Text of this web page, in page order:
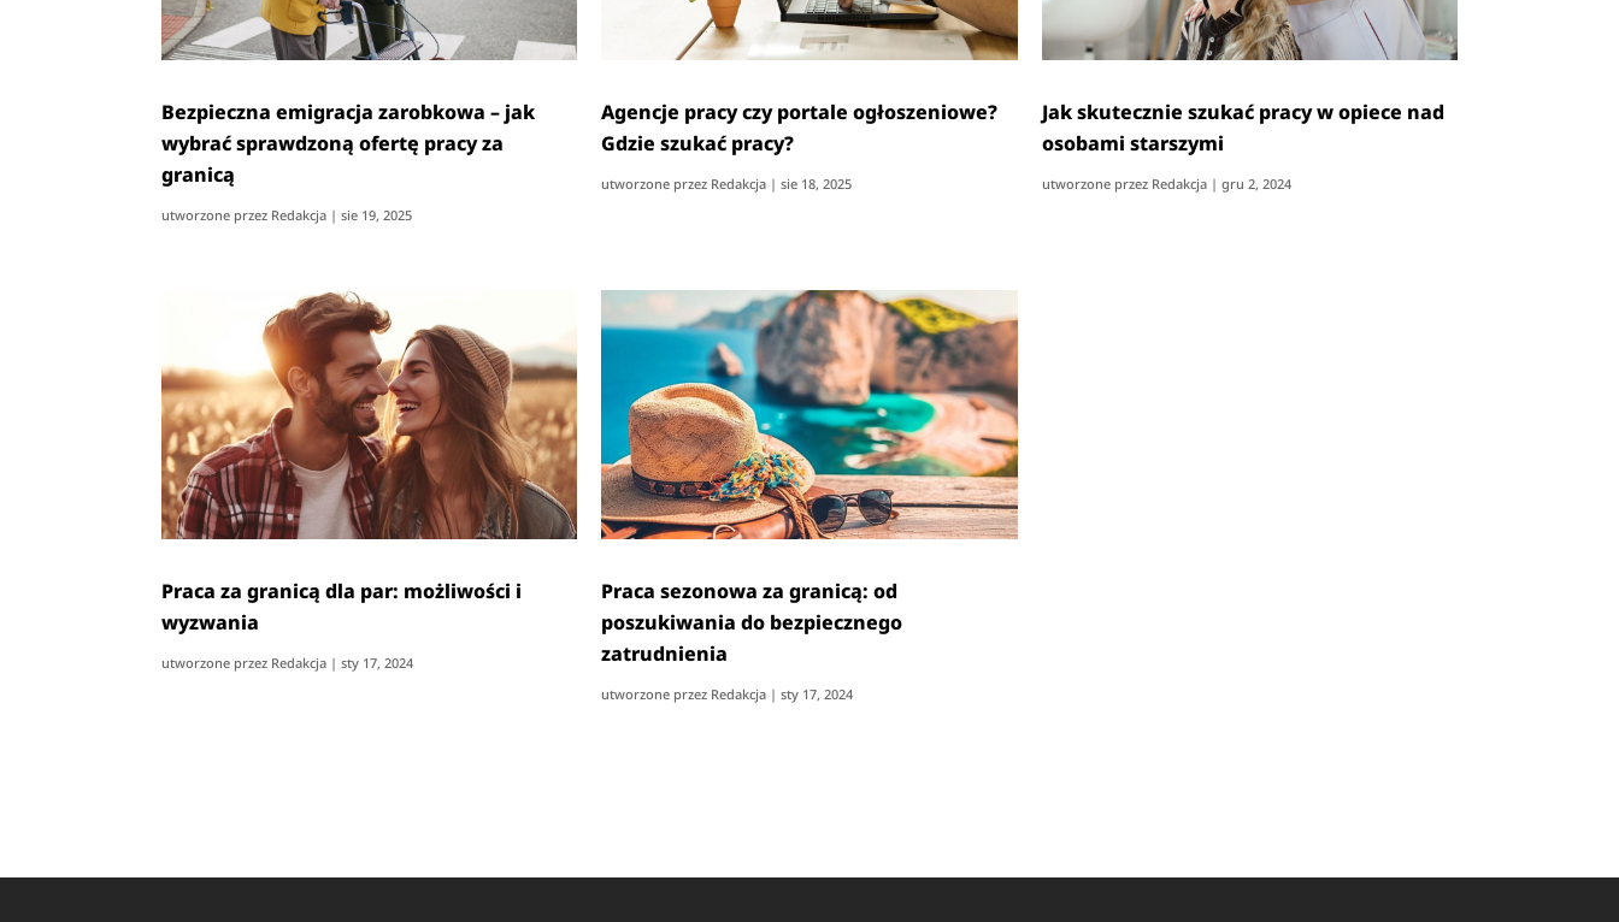
Bezpieczna emigracja zarobkowa – jak
wybrać sprawdzoną ofertę pracy za
granicą
utworzone przez Redakcja |sie 19, 2025
Agencje pracy czy portale ogłoszeniowe?
Gdzie szukać pracy?
utworzone przez Redakcja |sie 18, 2025
Jak skutecznie szukać pracy w opiece nad
osobami starszymi
utworzone przez Redakcja| gru 2, 2024
Praca za granicą dla par: możliwości i
wyzwania
utworzone przez Redakcja |sty 17, 2024
Praca sezonowa za granicą: od
poszukiwania do bezpiecznego
zatrudnienia
utworzone przez Redakcja |sty 17, 2024